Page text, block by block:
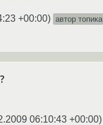
+00:00) автор топика
06:10:43 +00:00)